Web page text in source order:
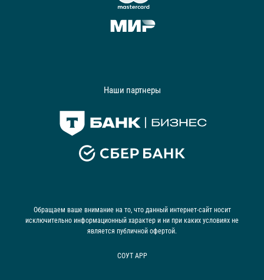
Наши партнеры
Обращаем ваше внимание на то, что данный интернет-сайт носит
исключительно информационный характер и ни при каких условиях не
является публичной офертой.
СОУТ АРР